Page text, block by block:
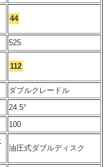
44
525
112
ダブルクレードル
24.5°
100
油圧式ダブルディスク